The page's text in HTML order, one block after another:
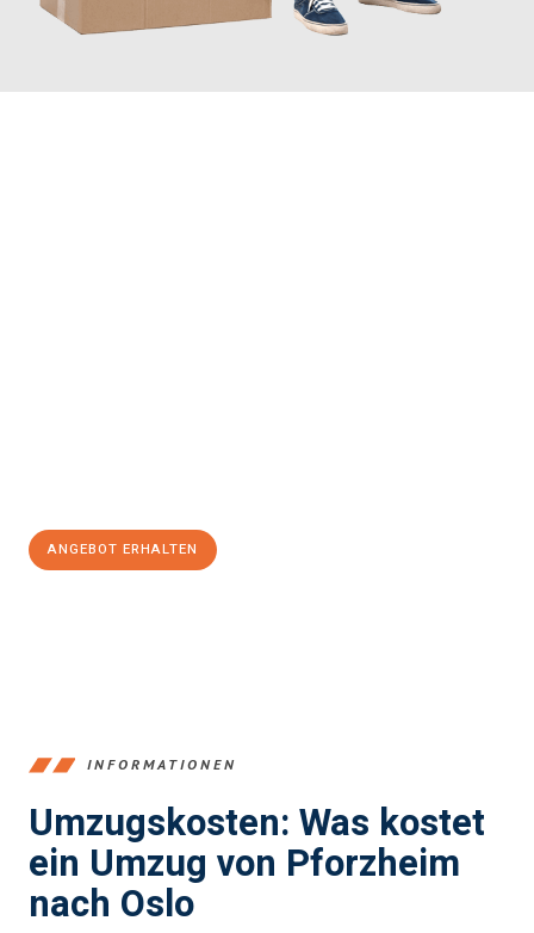
ANGEBOT ERHALTEN
INFORMATIONEN
Umzugskosten: Was kostet
ein Umzug von Pforzheim
nach Oslo